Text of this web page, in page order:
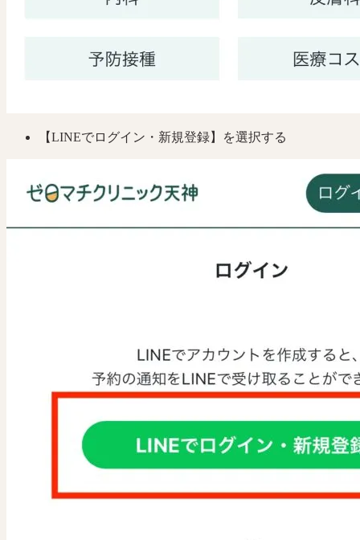
【LINEでログイン・新規登録】を選択する